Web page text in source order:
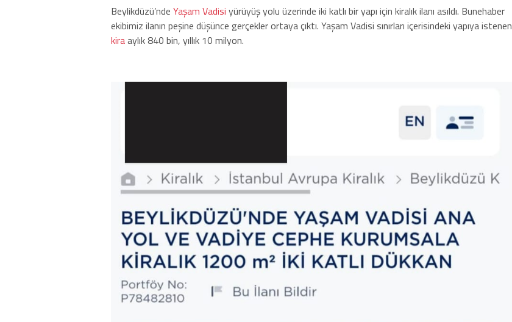
Beylikdüzü’nde Yaşam Vadisi yürüyüş yolu üzerinde iki katlı bir yapı için kiralık ilanı asıldı. Bunehaber
ekibimiz ilanın peşine düşünce gerçekler ortaya çıktı. Yaşam Vadisi sınırları içerisindeki yapıya istenen
kiraaylık 840 bin, yıllık 10 milyon.